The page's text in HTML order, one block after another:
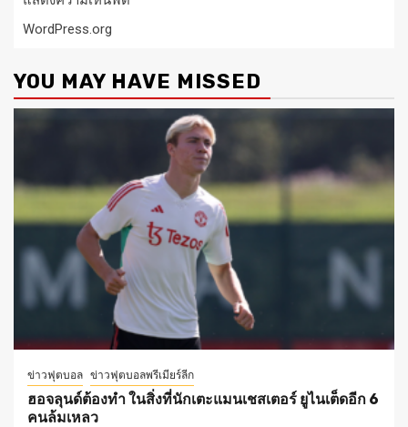
WordPress.org
YOU MAY HAVE MISSED
ข่าวฟุตบอล ข่าวฟุตบอลพรีเมียร์ลีก
ฮอจลุนด์ต้องทำ ในสิ่งที่นักเตะแมนเชสเตอร์ ยูไนเต็ดอีก 6
คนล้มเหลว